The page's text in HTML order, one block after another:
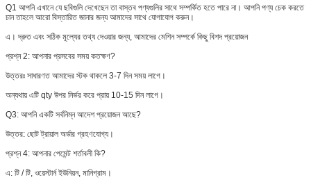
Q1 আপনি এখানে যে ছবিগুলি দেখেছেন তা বাস্তব পণ্যগুলির সাথে সম্পর্কিত হতে পারে না। আপনি পণ্য চেক করতে
চান তাহলে আরো বিস্তারিত জানার জন্য আমাদের সাথে যোগাযোগ করুন।
এ। দ্রুত এবং সঠিক মূল্যের তথ্য দেওয়ার জন্য, আমাদের মেশিন সম্পর্কে কিছু বিশদ প্রয়োজন
প্রশ্ন 2: আপনার প্রসবের সময় কতক্ষণ?
উত্তরঃ সাধারণত আমাদের স্টক থাকলে 3-7 দিন সময় লাগে।
অন্যথায় এটি qty উপর নির্ভর করে প্রায় 10-15 দিন লাগে।
Q3: আপনি একটি সর্বনিম্ন আদেশ প্রয়োজন আছে?
উত্তর: ছোট ট্রায়াল অর্ডার গ্রহণযোগ্য।
প্রশ্ন 4: আপনার পেমেন্ট শর্তাবলী কি?
এ: টি / টি, ওয়েস্টার্ন ইউনিয়ন, মানিগ্রাম।